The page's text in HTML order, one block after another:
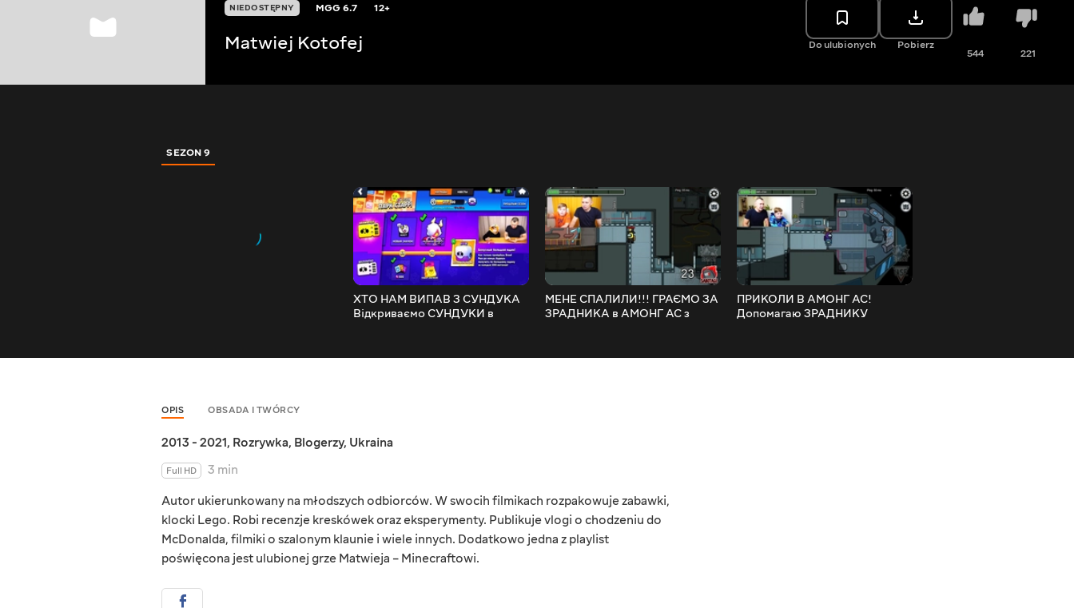
NIEDOSTĘPNY MGG6.7 12+
Matwiej Kotofej Do ulubionych Pobierz
544 221
SEZON 9
ХТО НАМ ВИПАВ З СУНДУКА
Відкриваємо СУНДУКИ в
МЕНЕ СПАЛИЛИ!!! ГРАЄМО ЗА
ЗРАДНИКА в АМОНГ АС з
ПРИКОЛИ В АМОНГ АС!
Допомагаю ЗРАДНИКУ
OPIS OBSADA I TWÓRCY
2013 - 2021, Rozrywka, Blogerzy, Ukraina
Full HD
3 min
Autor ukierunkowany na młodszych odbiorców. W swocih filmikach rozpakowuje zabawki,
klocki Lego. Robi recenzje kreskówek oraz eksperymenty. Publikuje vlogi o chodzeniu do
McDonalda, filmiki o szalonym klaunie i wiele innych. Dodatkowo jedna z playlist
poświęcona jest ulubionej grze Matwieja – Minecraftowi.